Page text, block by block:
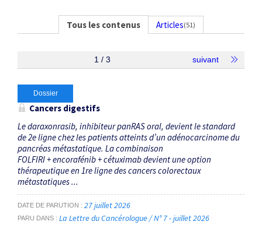
Publication
HER2 ×
Dates
Du
au
Tous les contenus Articles(51)
1 / 3 suivant
Dossier
Cancers digestifs
Le daraxonrasib, inhibiteur panRAS oral, devient le standard
de 2e ligne chez les patients atteints d’un adénocarcinome du
pancréas métastatique. La combinaison
FOLFIRI + encorafénib + cétuximab devient une option
thérapeutique en 1re ligne des cancers colo­rectaux
métastatiques ...
DATE DE PARUTION 27 juillet 2026
PARU DANS La Lettre du Cancérologue / N° 7 - juillet 2026